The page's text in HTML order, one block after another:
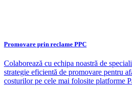
Promovare prin reclame PPC
Colaborează cu echipa noastră de
strategie eficientă de promovare pentru
costurilor pe cele mai folosite platforme